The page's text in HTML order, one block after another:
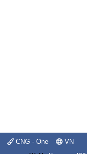
CNG - One VN